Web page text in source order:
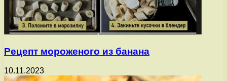
Рецепт мороженого из банана
10.11.2023